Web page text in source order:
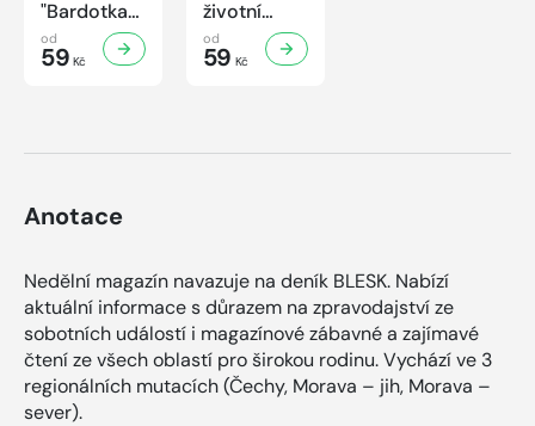
"Bardotka"
Jana
Brejchová
Mezi slávou
od
59 Kč
životní
příběh
sympaťáka
českého
od
59 Kč
Anotace
Nedělní magazín navazuje na deník BLESK. Nabízí
aktuální informace s důrazem na zpravodajství ze
sobotních událostí i magazínové zábavné a zajímavé
čtení ze všech oblastí pro širokou rodinu. Vychází ve 3
regionálních mutacích (Čechy, Morava – jih, Morava –
sever).